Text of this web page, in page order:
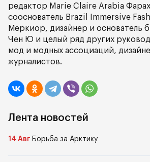
редактор Marie Claire Arabia
cооснователь Brazil Immersive
Меркиор, дизайнер и основатель
Чен Ю и целый ряд других
мод и модных ассоциаций,
журналистов.
Лента новостей
14 Авг Борьба за Арктику